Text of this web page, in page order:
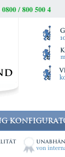
0800 / 800 500 4